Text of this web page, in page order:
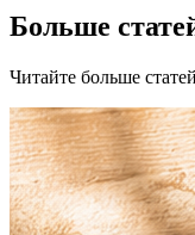
Больше
Читайте больше